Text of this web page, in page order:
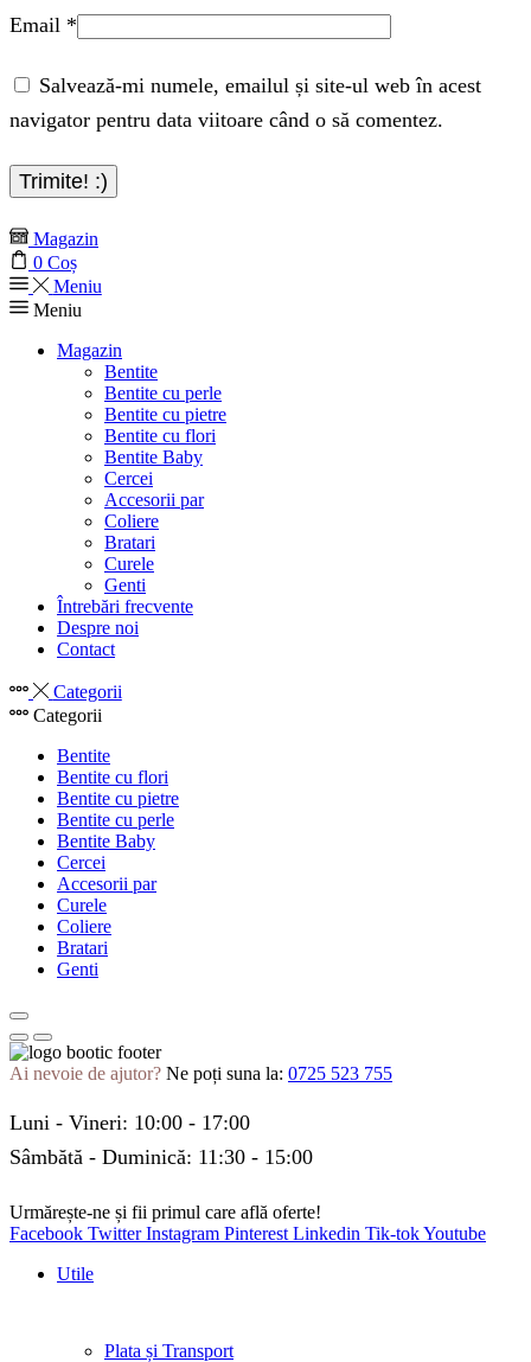
Email *
Salvează-mi numele, emailul și site-ul web în acest
navigator pentru data viitoare când o să comentez.
Magazin
0 Coș
Meniu
Meniu
Magazin
Bentite
Bentite cu perle
Bentite cu pietre
Bentite cu flori
Bentite Baby
Cercei
Accesorii par
Coliere
Bratari
Curele
Genti
Întrebări frecvente
Despre noi
Contact
Categorii
Categorii
Bentite
Bentite cu flori
Bentite cu pietre
Bentite cu perle
Bentite Baby
Cercei
Accesorii par
Curele
Coliere
Bratari
Genti
Ai nevoie de ajutor? Ne poți suna la: 0725 523 755
Luni - Vineri: 10:00 - 17:00
Sâmbătă - Duminică: 11:30 - 15:00
Urmărește-ne și fii primul care află oferte!
Facebook Twitter Instagram Pinterest Linkedin Tik-tokYoutube
Utile
Plata și Transport